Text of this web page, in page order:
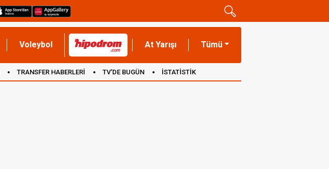
Voleybol At Yarışı Tümü
TRANSFER HABERLERİ TV'DE BUGÜN İSTATİSTİK